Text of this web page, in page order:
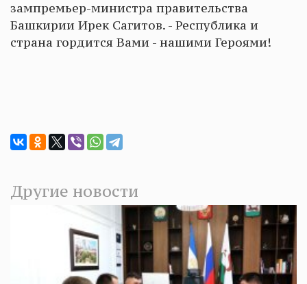
зампремьер-министра правительства
Башкирии Ирек Сагитов. - Республика и
страна гордится Вами - нашими Героями!
Другие новости